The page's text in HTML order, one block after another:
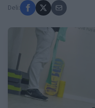
Deli: